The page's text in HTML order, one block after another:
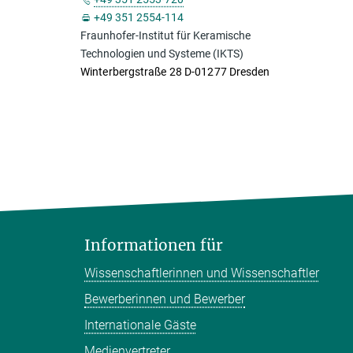
+49 351 2554-114
Fraunhofer-Institut für Keramische
Technologien und Systeme (IKTS)
Winterbergstraße 28 D-01277 Dresden
Informationen für
Wissenschaftlerinnen und Wissenschaftler
Bewerberinnen und Bewerber
Internationale Gäste